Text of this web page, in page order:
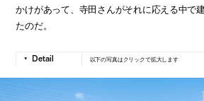
かけがあって、寺田さんがそれに応える中で
たのだ。
以下の写真はクリックで拡大します